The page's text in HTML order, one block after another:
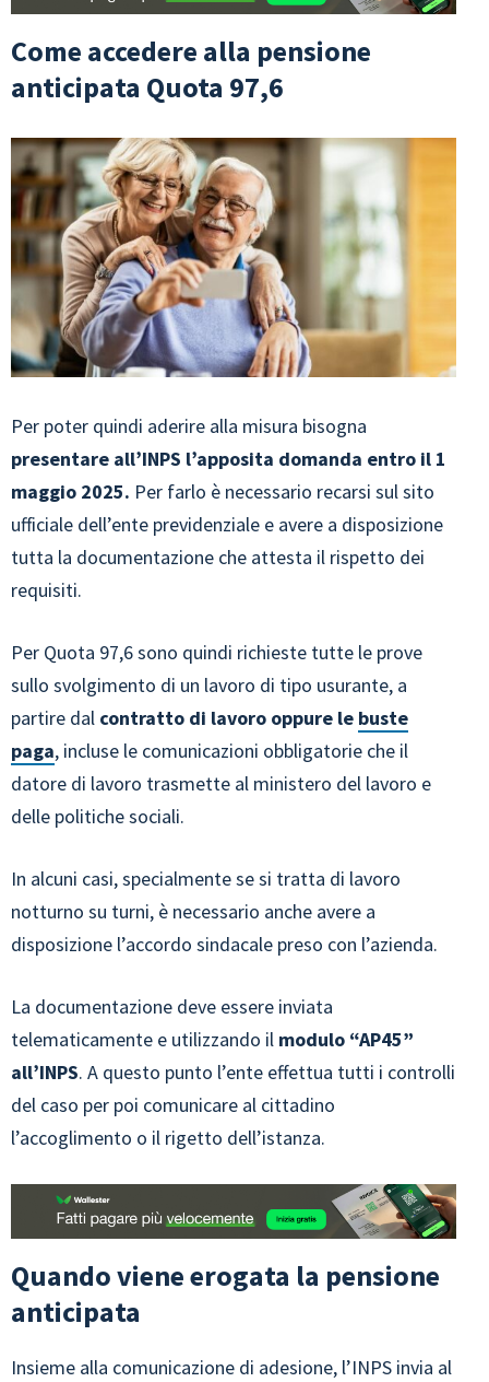
Come accedere alla pensione
anticipata Quota 97,6
Per poter quindi aderire alla misura bisogna
presentare all’INPS l’apposita domanda entro il 1
maggio 2025. Per farlo è necessario recarsi sul sito
ufficiale dell’ente previdenziale e avere a disposizione
tutta la documentazione che attesta il rispetto dei
requisiti.
Per Quota 97,6 sono quindi richieste tutte le prove
sullo svolgimento di un lavoro di tipo usurante, a
partire dal contratto di lavoro oppure le buste
paga, incluse le comunicazioni obbligatorie che il
datore di lavoro trasmette al ministero del lavoro e
delle politiche sociali.
In alcuni casi, specialmente se si tratta di lavoro
notturno su turni, è necessario anche avere a
disposizione l’accordo sindacale preso con l’azienda.
La documentazione deve essere inviata
telematicamente e utilizzando il modulo “AP45”
all’INPS. A questo punto l’ente effettua tutti i controlli
del caso per poi comunicare al cittadino
l’accoglimento o il rigetto dell’istanza.
Quando viene erogata la pensione
anticipata
Insieme alla comunicazione di adesione, l’INPS invia al